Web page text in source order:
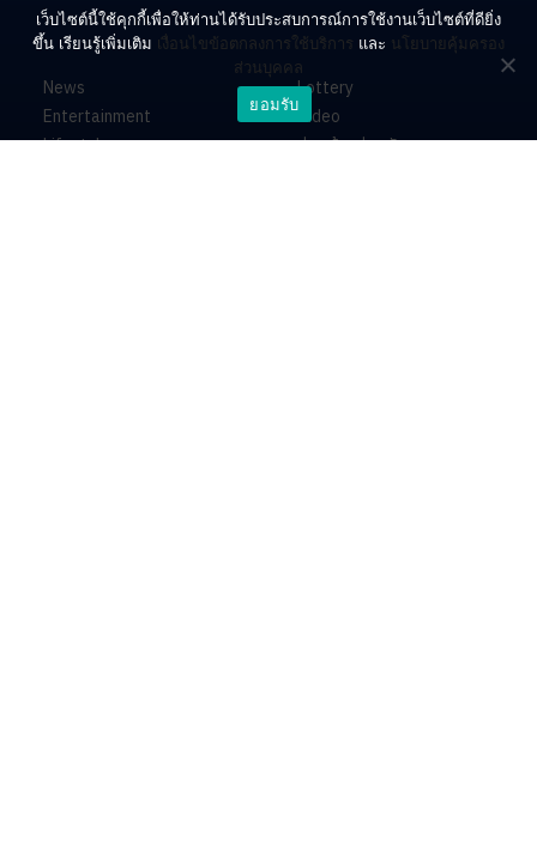
News
Entertainment
Lifestyle
Lottery
Video
ร่วมด้วยช่วยกัน
เว็บไซต์นี้ใช้คุกกี้เพื่อให้ท่านได้รับประสบการณ์การใช้งานเว็บไซต์ที่ดียิ่ง
ขึ้น เรียนรู้เพิ่มเติม เงื่อนไขข้อตกลงการใช้บริการ และ นโยบายคุ้มครอง
ส่วนบุคคล
ยอมรับ